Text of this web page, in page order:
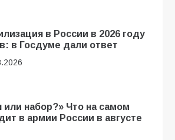
в России в 2026 году
в Госдуме дали ответ
или набор?» Что на самом
в армии России в августе